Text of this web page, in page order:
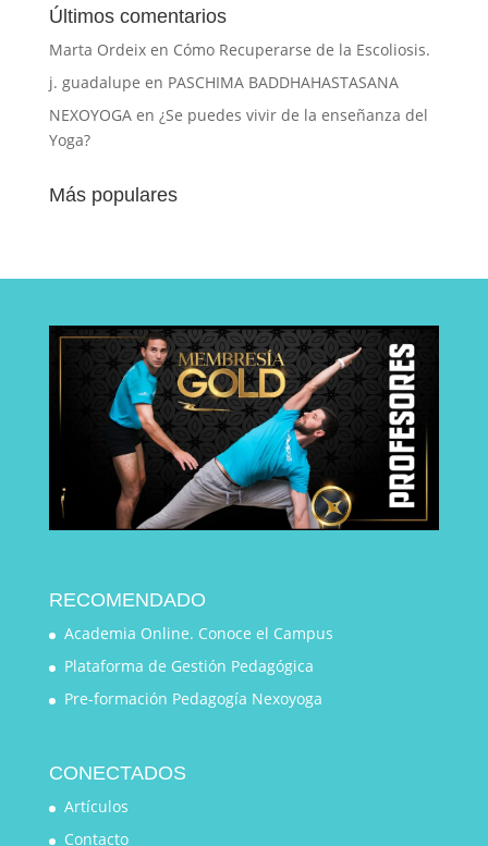
Últimos comentarios
Marta Ordeixen Cómo Recuperarse de la Escoliosis.
j. guadalupe en PASCHIMA BADDHAHASTASANA
NEXOYOGAen ¿Se puedes vivir de la enseñanza del
Yoga?
Más populares
RECOMENDADO
Academia Online. Conoce el Campus
Plataforma de Gestión Pedagógica
Pre-formación Pedagogía Nexoyoga
CONECTADOS
Artículos
Contacto